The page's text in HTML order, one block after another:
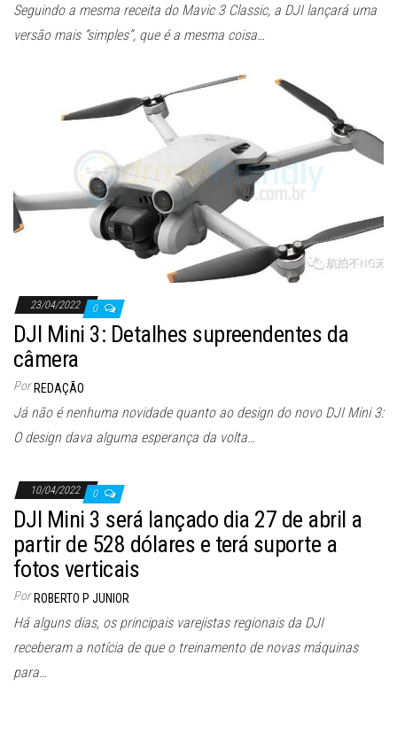
Seguindo a mesma receita do Mavic 3 Classic, a DJI lançará uma
versão mais “simples”, que é a mesma coisa…
23/04/2022 0
DJI Mini 3: Detalhes supreendentes da
câmera
Por REDAÇÃO
Já não é nenhuma novidade quanto ao design do novo DJI Mini 3:
O design dava alguma esperança da volta…
10/04/2022 0
DJI Mini 3 será lançado dia 27 de abril a
partir de 528 dólares e terá suporte a
fotos verticais
Por ROBERTO P JUNIOR
Há alguns dias, os principais varejistas regionais da DJI
receberam a notícia de que o treinamento de novas máquinas
para…